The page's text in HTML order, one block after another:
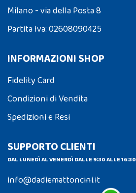
Milano - via della Posta 8
Partita Iva: 02608090425
INFORMAZIONI SHOP
Fidelity Card
Condizioni di Vendita
Spedizioni e Resi
SUPPORTO CLIENTI
DAL LUNEDÌ AL VENERDÌ DALLE 9:30 ALLE 16:30
info@dadiemattoncini.it